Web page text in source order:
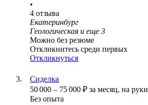
•
4 отзыва
Екатеринбург
Геологическая и еще 3
Можно без резюме
Откликнитесь среди первых
Откликнуться
Сиделка
50 000 – 75 000 ₽ за месяц, на руки
Без опыта